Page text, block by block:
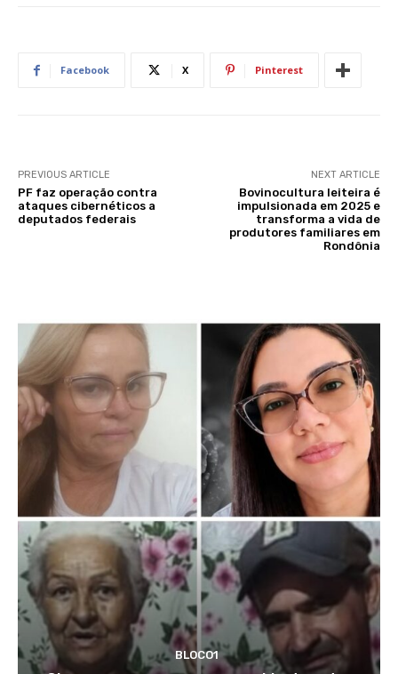
Facebook X Pinterest
PREVIOUS ARTICLE
PF faz operação contra
ataques cibernéticos a
deputados federais
NEXT ARTICLE
Bovinocultura leiteira é
impulsionada em 2025 e
transforma a vida de
produtores familiares em
Rondônia
BLOCO1